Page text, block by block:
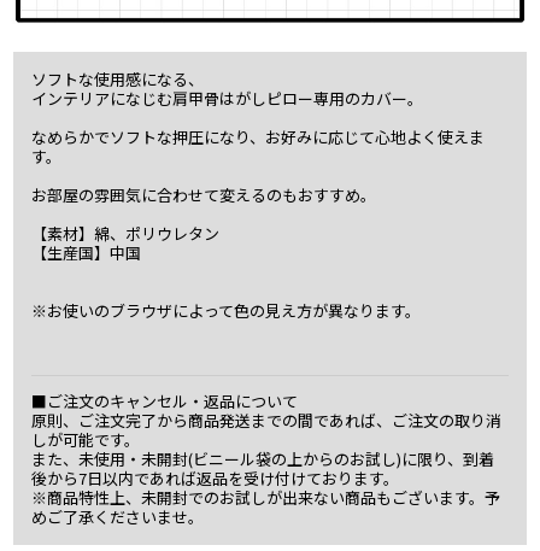
ソフトな使用感になる、
インテリアになじむ肩甲骨はがしピロー専用のカバー。
なめらかでソフトな押圧になり、お好みに応じて心地よく使えま
す。
お部屋の雰囲気に合わせて変えるのもおすすめ。
【素材】綿、ポリウレタン
【生産国】中国
※お使いのブラウザによって色の見え方が異なります。
■ご注文のキャンセル・返品について
原則、ご注文完了から商品発送までの間であれば、ご注文の取り消
しが可能です。
また、未使用・未開封(ビニール袋の上からのお試し)に限り、到着
後から7日以内であれば返品を受け付けております。
※商品特性上、未開封でのお試しが出来ない商品もございます。予
めご了承くださいませ。